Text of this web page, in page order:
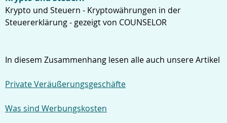
Krypto und Steuern - Kryptowährungen in der
Steuererklärung - gezeigt von COUNSELOR
In diesem Zusammenhang lesen alle auch unsere Artikel
Private Veräußerungsgeschäfte
Was sind Werbungskosten